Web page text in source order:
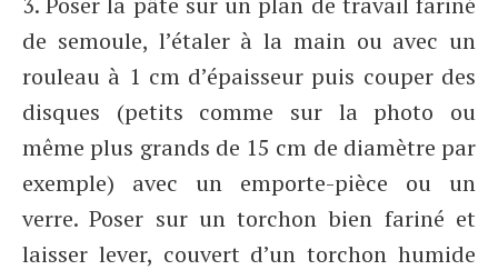
de semoule, l’étaler à la main ou avec un
rouleau à 1 cm d’épaisseur puis couper des
disques (petits comme sur la photo ou
même plus grands de 15 cm de diamètre par
exemple) avec un emporte-pièce ou un
verre. Poser sur un torchon bien fariné et
laisser lever, couvert d’un torchon humide